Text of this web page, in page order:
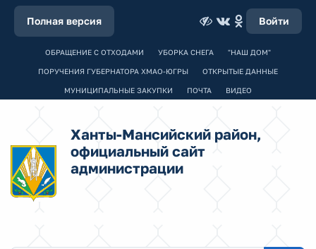
Полная версия Войти
ОБРАЩЕНИЕ С ОТХОДАМИ УБОРКА СНЕГА "НАШ ДОМ"
ПОРУЧЕНИЯ ГУБЕРНАТОРА ХМАО-ЮГРЫ ОТКРЫТЫЕ ДАННЫЕ
МУНИЦИПАЛЬНЫЕ ЗАКУПКИ ПОЧТА ВИДЕО
Ханты-Мансийский район,
официальный сайт
администрации